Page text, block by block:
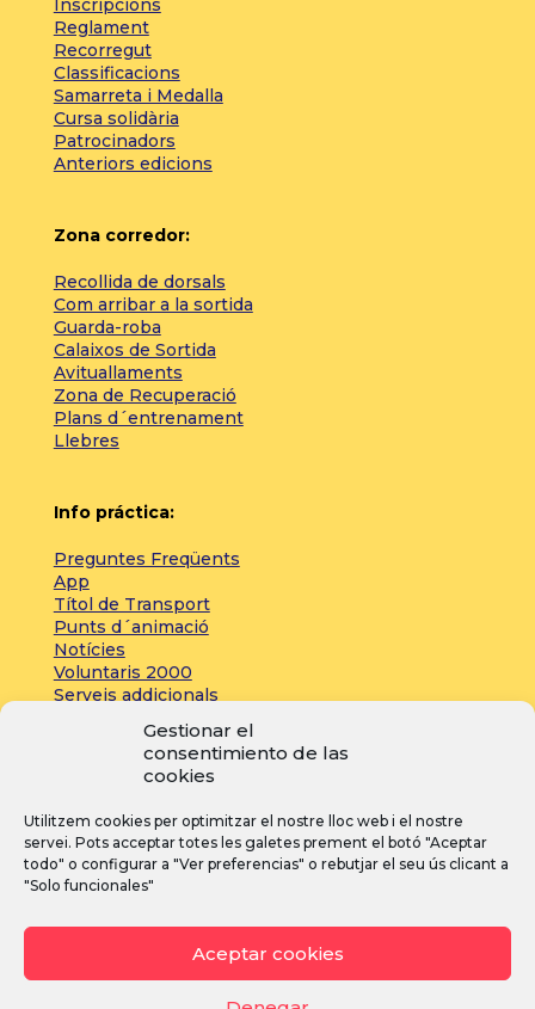
Gestionar el
consentimiento de las
cookies
Utilitzem cookies per optimitzar el nostre lloc web i el nostre
servei. Pots acceptar totes les galetes prement el botó "Aceptar
todo" o configurar a "Ver preferencias" o rebutjar el seu ús clicant a
"Solo funcionales"
Aceptar cookies
Inscripcions
Reglament
Recorregut
Classificacions
Samarreta i Medalla
Cursa solidària
Patrocinadors
Anteriors edicions
Zona corredor:
Recollida de dorsals
Com arribar a la sortida
Guarda-roba
Calaixos de Sortida
Avituallaments
Zona de Recuperació
Plans d´entrenament
Llebres
Info práctica:
Preguntes Freqüents
App
Títol de Transport
Punts d´animació
Notícies
Voluntaris 2000
Serveis addicionals
Zona de prensa:
Acreditacions
Inscripcions
Notícies
I F Y